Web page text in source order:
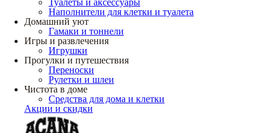
Туалеты и аксессуары
Наполнители для клетки и туалета
Домашний уют
Гамаки и тоннели
Игры и развлечения
Игрушки
Прогулки и путешествия
Переноски
Рулетки и шлеи
Чистота в доме
Средства для дома и клетки
Акции и скидки